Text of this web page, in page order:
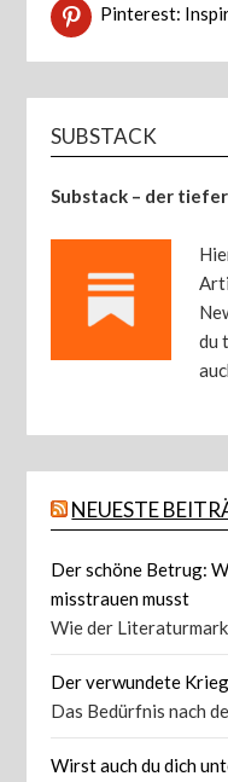
Pinterest:
SUBSTACK
Substack – der
du
NEUESTE
Der schöne Betrug:
misstrauen musst
Wie der
Der verwundete
Das Bedürfnis nach
Wirst auch du dich